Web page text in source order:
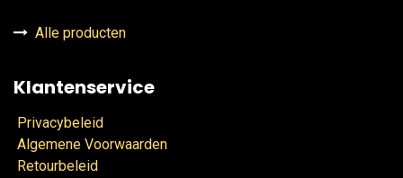
Alle producten
Klantenservice
Privacybeleid
Algemene Voorwaarden
Retourbeleid